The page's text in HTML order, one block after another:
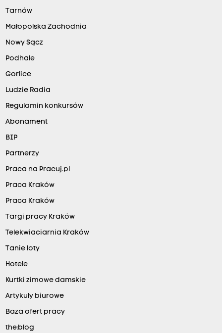
Tarnów
Małopolska Zachodnia
Nowy Sącz
Podhale
Gorlice
Ludzie Radia
Regulamin konkursów
Abonament
BIP
Partnerzy
Praca na Pracuj.pl
Praca Kraków
Praca Kraków
Targi pracy Kraków
Telekwiaciarnia Kraków
Tanie loty
Hotele
Kurtki zimowe damskie
Artykuły biurowe
Baza ofert pracy
the:blog